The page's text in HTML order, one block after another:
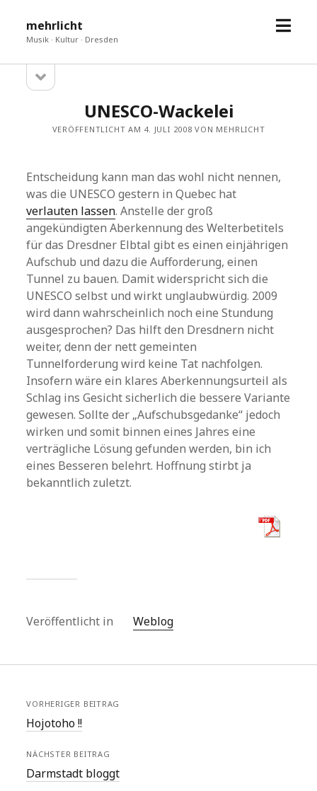
mehrlicht
Musik · Kultur · Dresden
Menü
Sidebar
öffnen
UNESCO-Wackelei
VERÖFFENTLICHT AM 4. JULI 2008 VON MEHRLICHT
Entscheidung kann man das wohl nicht nennen,
was die UNESCO gestern in Quebec hat
verlauten lassen. Anstelle der groß
angekündigten Aberkennung des Welterbetitels
für das Dresdner Elbtal gibt es einen einjährigen
Aufschub und dazu die Aufforderung, einen
Tunnel zu bauen. Damit widerspricht sich die
UNESCO selbst und wirkt unglaubwürdig. 2009
wird dann wahrscheinlich noch eine Stundung
ausgesprochen? Das hilft den Dresdnern nicht
weiter, denn der nett gemeinten
Tunnelforderung wird keine Tat nachfolgen.
Insofern wäre ein klares Aberkennungsurteil als
Schlag ins Gesicht sicherlich die bessere Variante
gewesen. Sollte der „Aufschubsgedanke“ jedoch
wirken und somit binnen eines Jahres eine
verträgliche Lösung gefunden werden, bin ich
eines Besseren belehrt. Hoffnung stirbt ja
bekanntlich zuletzt.
Veröffentlicht in Weblog
VORHERIGER BEITRAG
Hojotoho !!
NÄCHSTER BEITRAG
Darmstadt bloggt